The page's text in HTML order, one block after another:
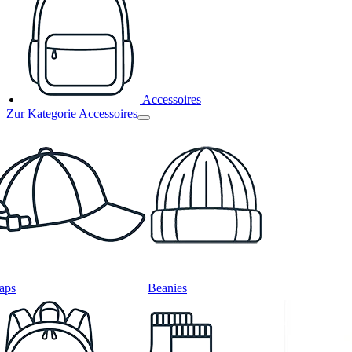
Accessoires
Zur Kategorie Accessoires
Beanies